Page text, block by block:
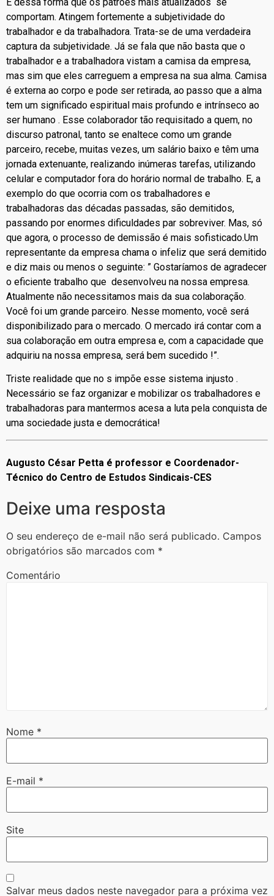
comportam. Atingem fortemente a subjetividade do
trabalhador e da trabalhadora. Trata-se de uma verdadeira
captura da subjetividade. Já se fala que não basta que o
trabalhador e a trabalhadora vistam a camisa da empresa,
mas sim que eles carreguem a empresa na sua alma. Camisa
é externa ao corpo e pode ser retirada, ao passo que a alma
tem um significado espiritual mais profundo e intrínseco ao
ser humano . Esse colaborador tão requisitado a quem, no
discurso patronal, tanto se enaltece como um grande
parceiro, recebe, muitas vezes, um salário baixo e têm uma
jornada extenuante, realizando inúmeras tarefas, utilizando
celular e computador fora do horário normal de trabalho. E, a
exemplo do que ocorria com os trabalhadores e
trabalhadoras das décadas passadas, são demitidos,
passando por enormes dificuldades par sobreviver. Mas, só
que agora, o processo de demissão é mais sofisticado.Um
representante da empresa chama o infeliz que será demitido
e diz mais ou menos o seguinte: ” Gostaríamos de agradecer
o eficiente trabalho que desenvolveu na nossa empresa.
Atualmente não necessitamos mais da sua colaboração.
Você foi um grande parceiro. Nesse momento, você será
disponibilizado para o mercado. O mercado irá contar com a
sua colaboração em outra empresa e, com a capacidade que
adquiriu na nossa empresa, será bem sucedido !”.
Triste realidade que no s impõe esse sistema injusto .
Necessário se faz organizar e mobilizar os trabalhadores e
trabalhadoras para mantermos acesa a luta pela conquista de
uma sociedade justa e democrática!
Augusto César Petta é professor e Coordenador-
Técnico do Centro de Estudos Sindicais-CES
Deixe uma resposta
O seu endereço de e-mail não será publicado. Campos
obrigatórios são marcados com *
Comentário
Nome *
E-mail *
Site
Salvar meus dados neste navegador para a próxima vez